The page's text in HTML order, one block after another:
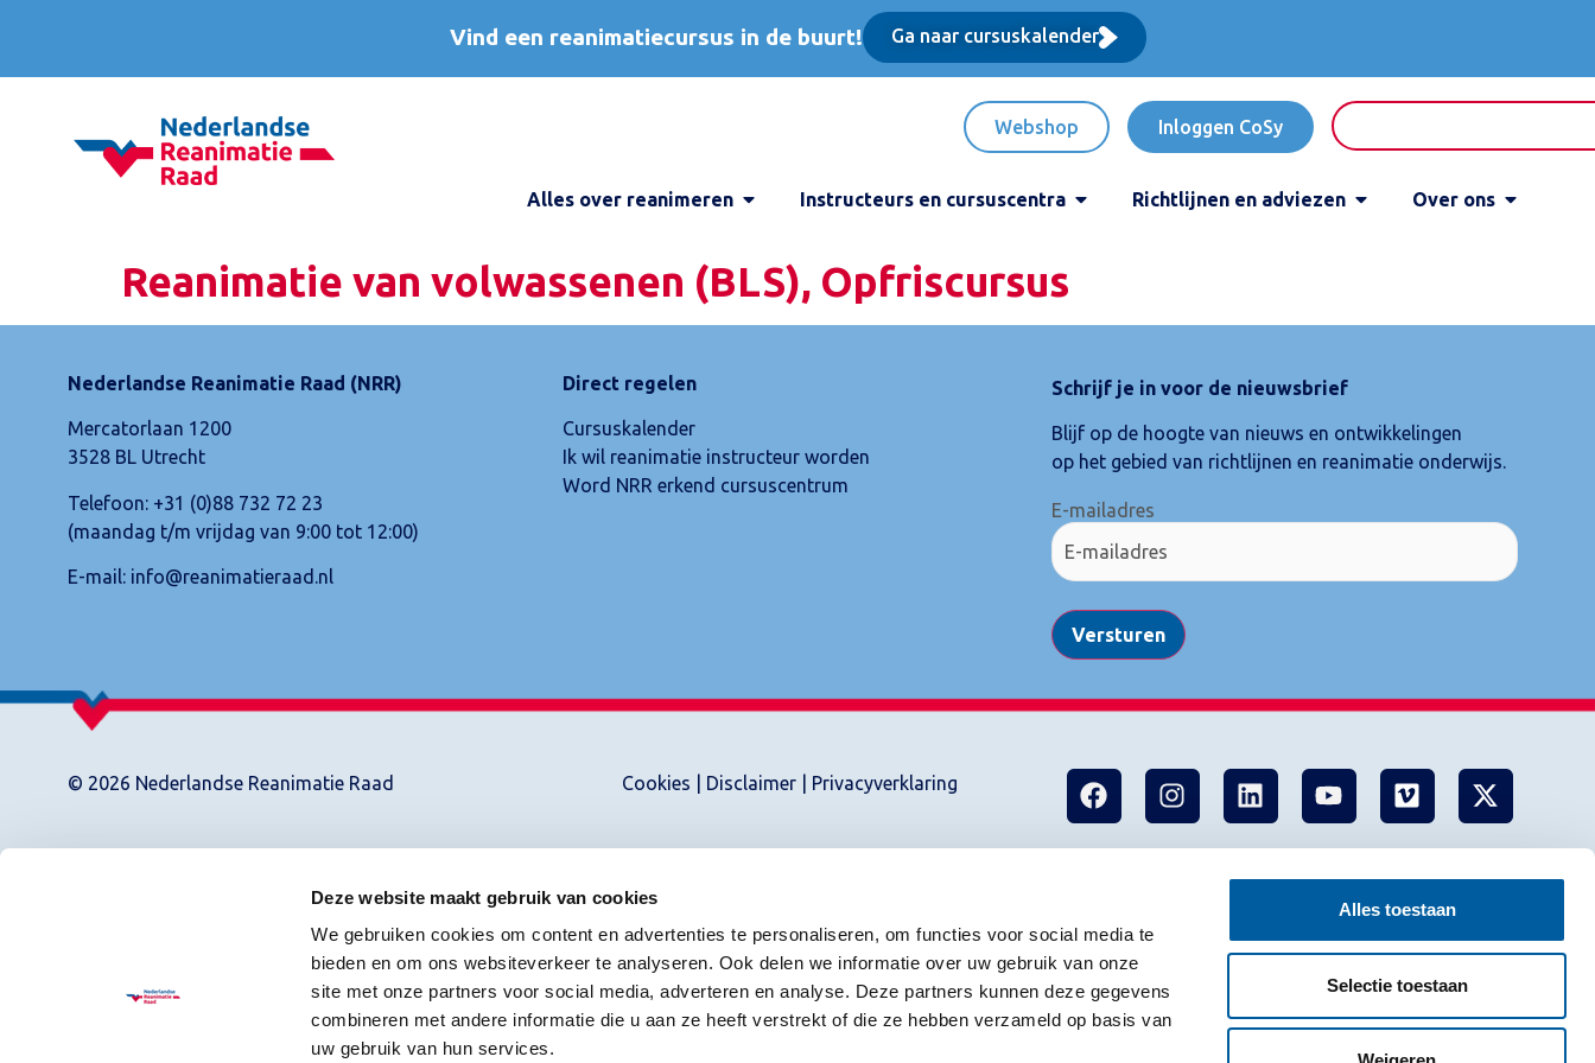
Deze website maakt gebruik van cookies
We gebruiken cookies om content en advertenties te personaliseren, om functies voor social media te
bieden en om ons websiteverkeer te analyseren. Ook delen we informatie over uw gebruik van onze
site met onze partners voor social media, adverteren en analyse. Deze partners kunnen deze gegevens
combineren met andere informatie die u aan ze heeft verstrekt of die ze hebben verzameld op basis van
uw gebruik van hun services.
Alles toestaan
Selectie toestaan
Vind een reanimatiecursus in de buurt! Ga naar cursuskalender
Webshop Inloggen CoSy
Alles over reanimeren Instructeurs en cursuscentra Richtlijnen en adviezen Over ons
Reanimatie van volwassenen (BLS), Opfriscursus
Nederlandse Reanimatie Raad (NRR)
Mercatorlaan 1200
3528 BL Utrecht
Telefoon: +31 (0)88 732 72 23
(maandag t/m vrijdag van 9:00 tot 12:00)
E-mail: info@reanimatieraad.nl
Direct regelen
Cursuskalender
Ik wil reanimatie instructeur worden
Word NRR erkend cursuscentrum
Schrijf je in voor de nieuwsbrief
Blijf op de hoogte van nieuws en ontwikkelingen
op het gebied van richtlijnen en reanimatie onderwijs.
E-mailadres
Versturen
© 2026 Nederlandse Reanimatie Raad Cookies Disclaimer Privacyverklaring